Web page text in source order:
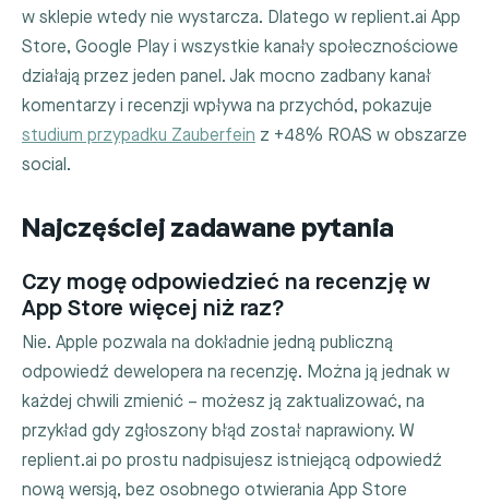
w sklepie wtedy nie wystarcza. Dlatego w replient.ai App
Store, Google Play i wszystkie kanały społecznościowe
działają przez jeden panel. Jak mocno zadbany kanał
komentarzy i recenzji wpływa na przychód, pokazuje
studium przypadku Zauberfein z +48% ROAS w obszarze
social.
Najczęściej zadawane pytania
Czy mogę odpowiedzieć na recenzję w
App Store więcej niż raz?
Nie. Apple pozwala na dokładnie jedną publiczną
odpowiedź dewelopera na recenzję. Można ją jednak w
każdej chwili zmienić – możesz ją zaktualizować, na
przykład gdy zgłoszony błąd został naprawiony. W
replient.ai po prostu nadpisujesz istniejącą odpowiedź
nową wersją, bez osobnego otwierania App Store